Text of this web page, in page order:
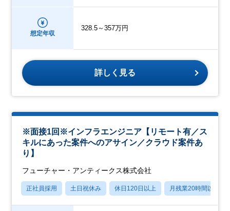
想定年収
328.5～357万円
詳しく見る
※面接1回※インフラエンジニア【リモート有／ス
キルにあった案件へのアサイン／クラウド案件あ
り】
フューチャー・アンティークス株式会社
正社員採用 土日祝休み 休日120日以上 月残業20時間以内